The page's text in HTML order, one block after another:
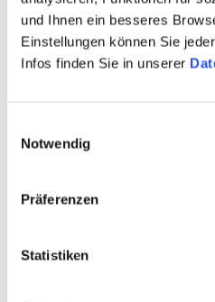
und Ihnen ein besseres
Einstellungen können Sie
Infos finden Sie in unserer
Notwendig
Präferenzen
Statistiken
sich andere auf wenige
zuverlässige Anhaltspunkte
von Reichsversammlungen